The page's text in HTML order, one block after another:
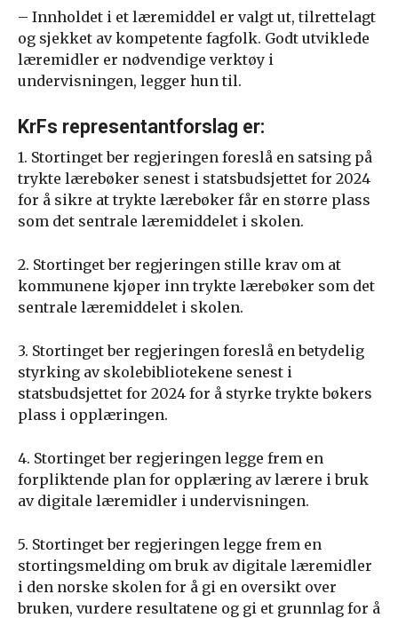
– Innholdet i et læremiddel er valgt ut, tilrettelagt
og sjekket av kompetente fagfolk. Godt utviklede
læremidler er nødvendige verktøy i
undervisningen, legger hun til.
KrFs representantforslag er:
1. Stortinget ber regjeringen foreslå en satsing på
trykte lærebøker senest i statsbudsjettet for 2024
for å sikre at trykte lærebøker får en større plass
som det sentrale læremiddelet i skolen.
2. Stortinget ber regjeringen stille krav om at
kommunene kjøper inn trykte lærebøker som det
sentrale læremiddelet i skolen.
3. Stortinget ber regjeringen foreslå en betydelig
styrking av skolebibliotekene senest i
statsbudsjettet for 2024 for å styrke trykte bøkers
plass i opplæringen.
4. Stortinget ber regjeringen legge frem en
forpliktende plan for opplæring av lærere i bruk
av digitale læremidler i undervisningen.
5. Stortinget ber regjeringen legge frem en
stortingsmelding om bruk av digitale læremidler
i den norske skolen for å gi en oversikt over
bruken, vurdere resultatene og gi et grunnlag for å